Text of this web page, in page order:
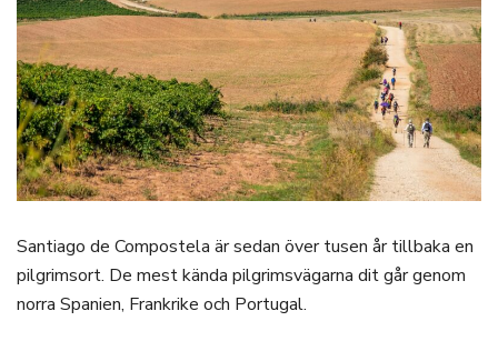
Santiago de Compostela är sedan över tusen år tillbaka en
pilgrimsort. De mest kända pilgrimsvägarna dit går genom
norra Spanien, Frankrike och Portugal.